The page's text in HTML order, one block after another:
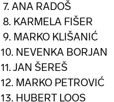
7. ANA RADOŠ
8. KARMELA FIŠER
9. MARKO KLIŠANIĆ
10. NEVENKA BORJAN
11. JAN ŠEREŠ
12. MARKO PETROVIĆ
13. HUBERT LOOS